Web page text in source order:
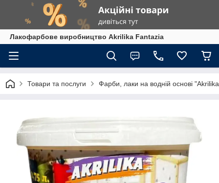
Лакофарбове виробництво Akrilika Fantazia
Товари та послуги Фарби, лаки на водній основі